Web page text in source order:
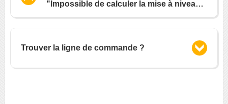
"Impossible de calculer la mise à niveau"
lors de la mise à niveau de 12.04 à 12.10 ?
Trouver la ligne de commande ?